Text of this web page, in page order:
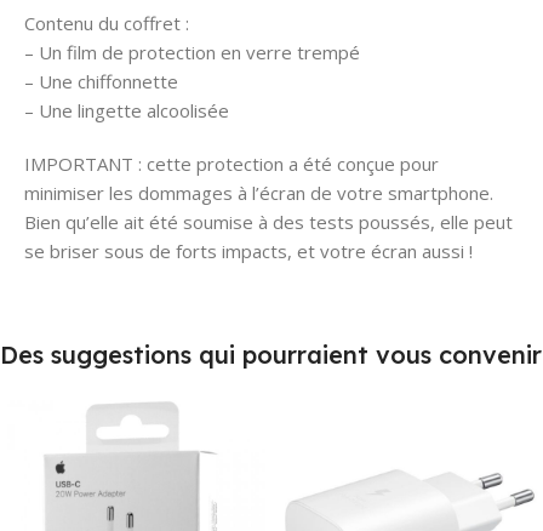
Contenu du coffret :
– Un film de protection en verre trempé
– Une chiffonnette
– Une lingette alcoolisée
IMPORTANT : cette protection a été conçue pour
minimiser les dommages à l’écran de votre smartphone.
Bien qu’elle ait été soumise à des tests poussés, elle peut
se briser sous de forts impacts, et votre écran aussi !
Des suggestions qui pourraient vous convenir